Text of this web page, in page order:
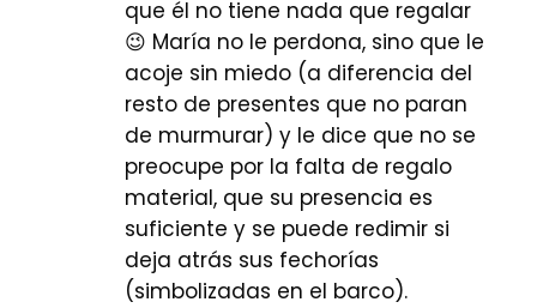
que él no tiene nada que regalar
😉 María no le perdona, sino que le
acoje sin miedo (a diferencia del
resto de presentes que no paran
de murmurar) y le dice que no se
preocupe por la falta de regalo
material, que su presencia es
suficiente y se puede redimir si
deja atrás sus fechorías
(simbolizadas en el barco).